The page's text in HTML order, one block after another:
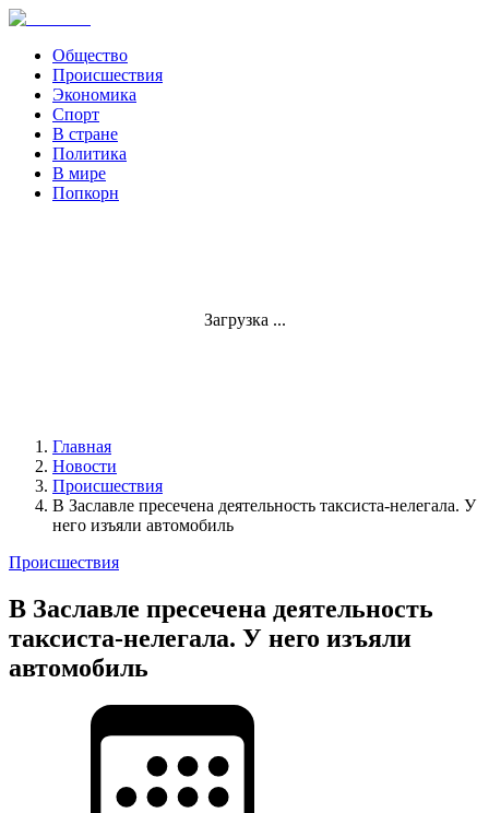
Общество
Происшествия
Экономика
Спорт
В стране
Политика
В мире
Попкорн
Загрузка ...
Главная
Новости
Происшествия
В Заславле пресечена деятельность таксиста-нелегала. У
него изъяли автомобиль
Происшествия
В Заславле пресечена деятельность
таксиста-нелегала. У него изъяли
автомобиль